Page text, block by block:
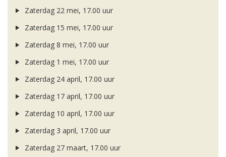
Zaterdag 22 mei, 17.00 uur
Zaterdag 15 mei, 17.00 uur
Zaterdag 8 mei, 17.00 uur
Zaterdag 1 mei, 17.00 uur
Zaterdag 24 april, 17.00 uur
Zaterdag 17 april, 17.00 uur
Zaterdag 10 april, 17.00 uur
Zaterdag 3 april, 17.00 uur
Zaterdag 27 maart, 17.00 uur